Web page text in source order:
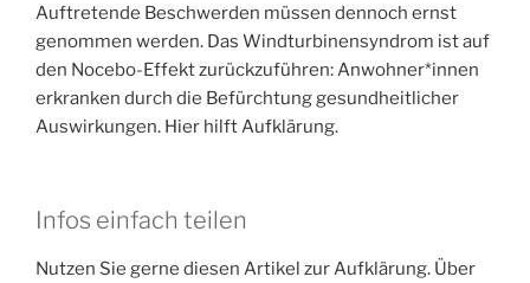
Auftretende Beschwerden müssen dennoch ernst
genommen werden. Das Windturbinensyndrom ist auf
den Nocebo-Effekt zurückzuführen: Anwohner*innen
erkranken durch die Befürchtung gesundheitlicher
Auswirkungen. Hier hilft Aufklärung.
Infos einfach teilen
Nutzen Sie gerne diesen Artikel zur Aufklärung. Über